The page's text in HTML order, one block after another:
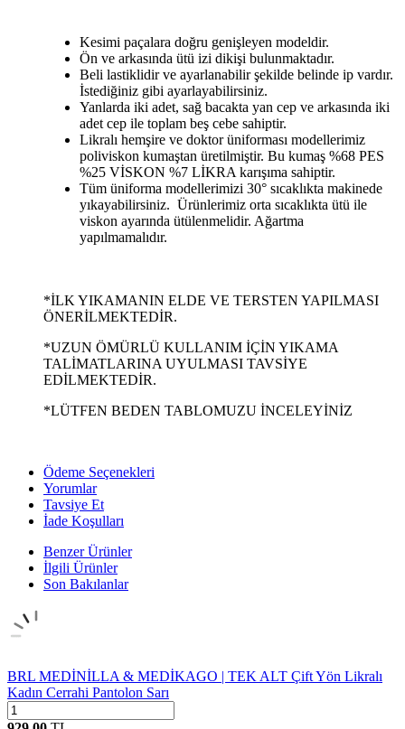
Kesimi paçalara doğru genişleyen modeldir.
Ön ve arkasında ütü izi dikişi bulunmaktadır.
Beli lastiklidir ve ayarlanabilir şekilde belinde ip vardır.
İstediğiniz gibi ayarlayabilirsiniz.
Yanlarda iki adet, sağ bacakta yan cep ve arkasında iki
adet cep ile toplam beş cebe sahiptir.
Likralı hemşire ve doktor üniforması modellerimiz
poliviskon kumaştan üretilmiştir. Bu kumaş %68 PES
%25 VİSKON %7 LİKRA karışıma sahiptir.
Tüm üniforma modellerimizi 30° sıcaklıkta makinede
yıkayabilirsiniz. Ürünlerimiz orta sıcaklıkta ütü ile
viskon ayarında ütülenmelidir. Ağartma
yapılmamalıdır.
*İLK YIKAMANIN ELDE VE TERSTEN YAPILMASI
ÖNERİLMEKTEDİR.
*UZUN ÖMÜRLÜ KULLANIM İÇİN YIKAMA
TALİMATLARINA UYULMASI TAVSİYE
EDİLMEKTEDİR.
*LÜTFEN BEDEN TABLOMUZU İNCELEYİNİZ
Ödeme Seçenekleri
Yorumlar
Tavsiye Et
İade Koşulları
Benzer Ürünler
İlgili Ürünler
Son Bakılanlar
BRL MEDİNİLLA & MEDİKAGO | TEK ALT Çift Yön Likralı
Kadın Cerrahi Pantolon Sarı